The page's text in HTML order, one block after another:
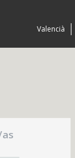
Valencià